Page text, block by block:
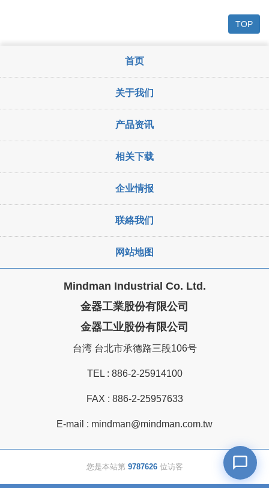
TOP
首页
关于我们
产品资讯
相关下载
企业情报
联絡我们
网站地图
Mindman Industrial Co. Ltd.
金器工業股份有限公司
金器工业股份有限公司
台湾 台北市承德路三段106号
TEL : 886-2-25914100
FAX : 886-2-25957633
E-mail : mindman@mindman.com.tw
您是本站第 9787626位访客